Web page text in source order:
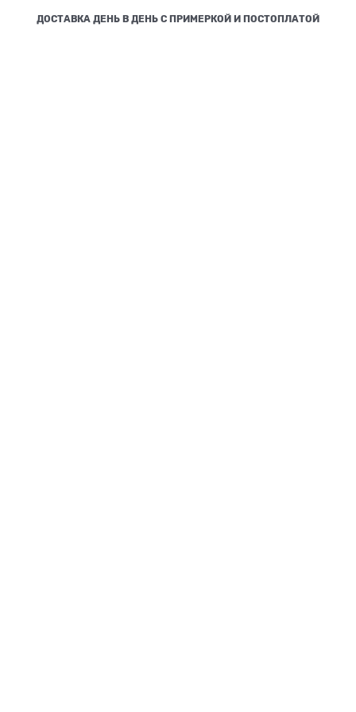
ДОСТАВКА ДЕНЬ В ДЕНЬ С ПРИМЕРКОЙ И ПОСТОПЛАТОЙ